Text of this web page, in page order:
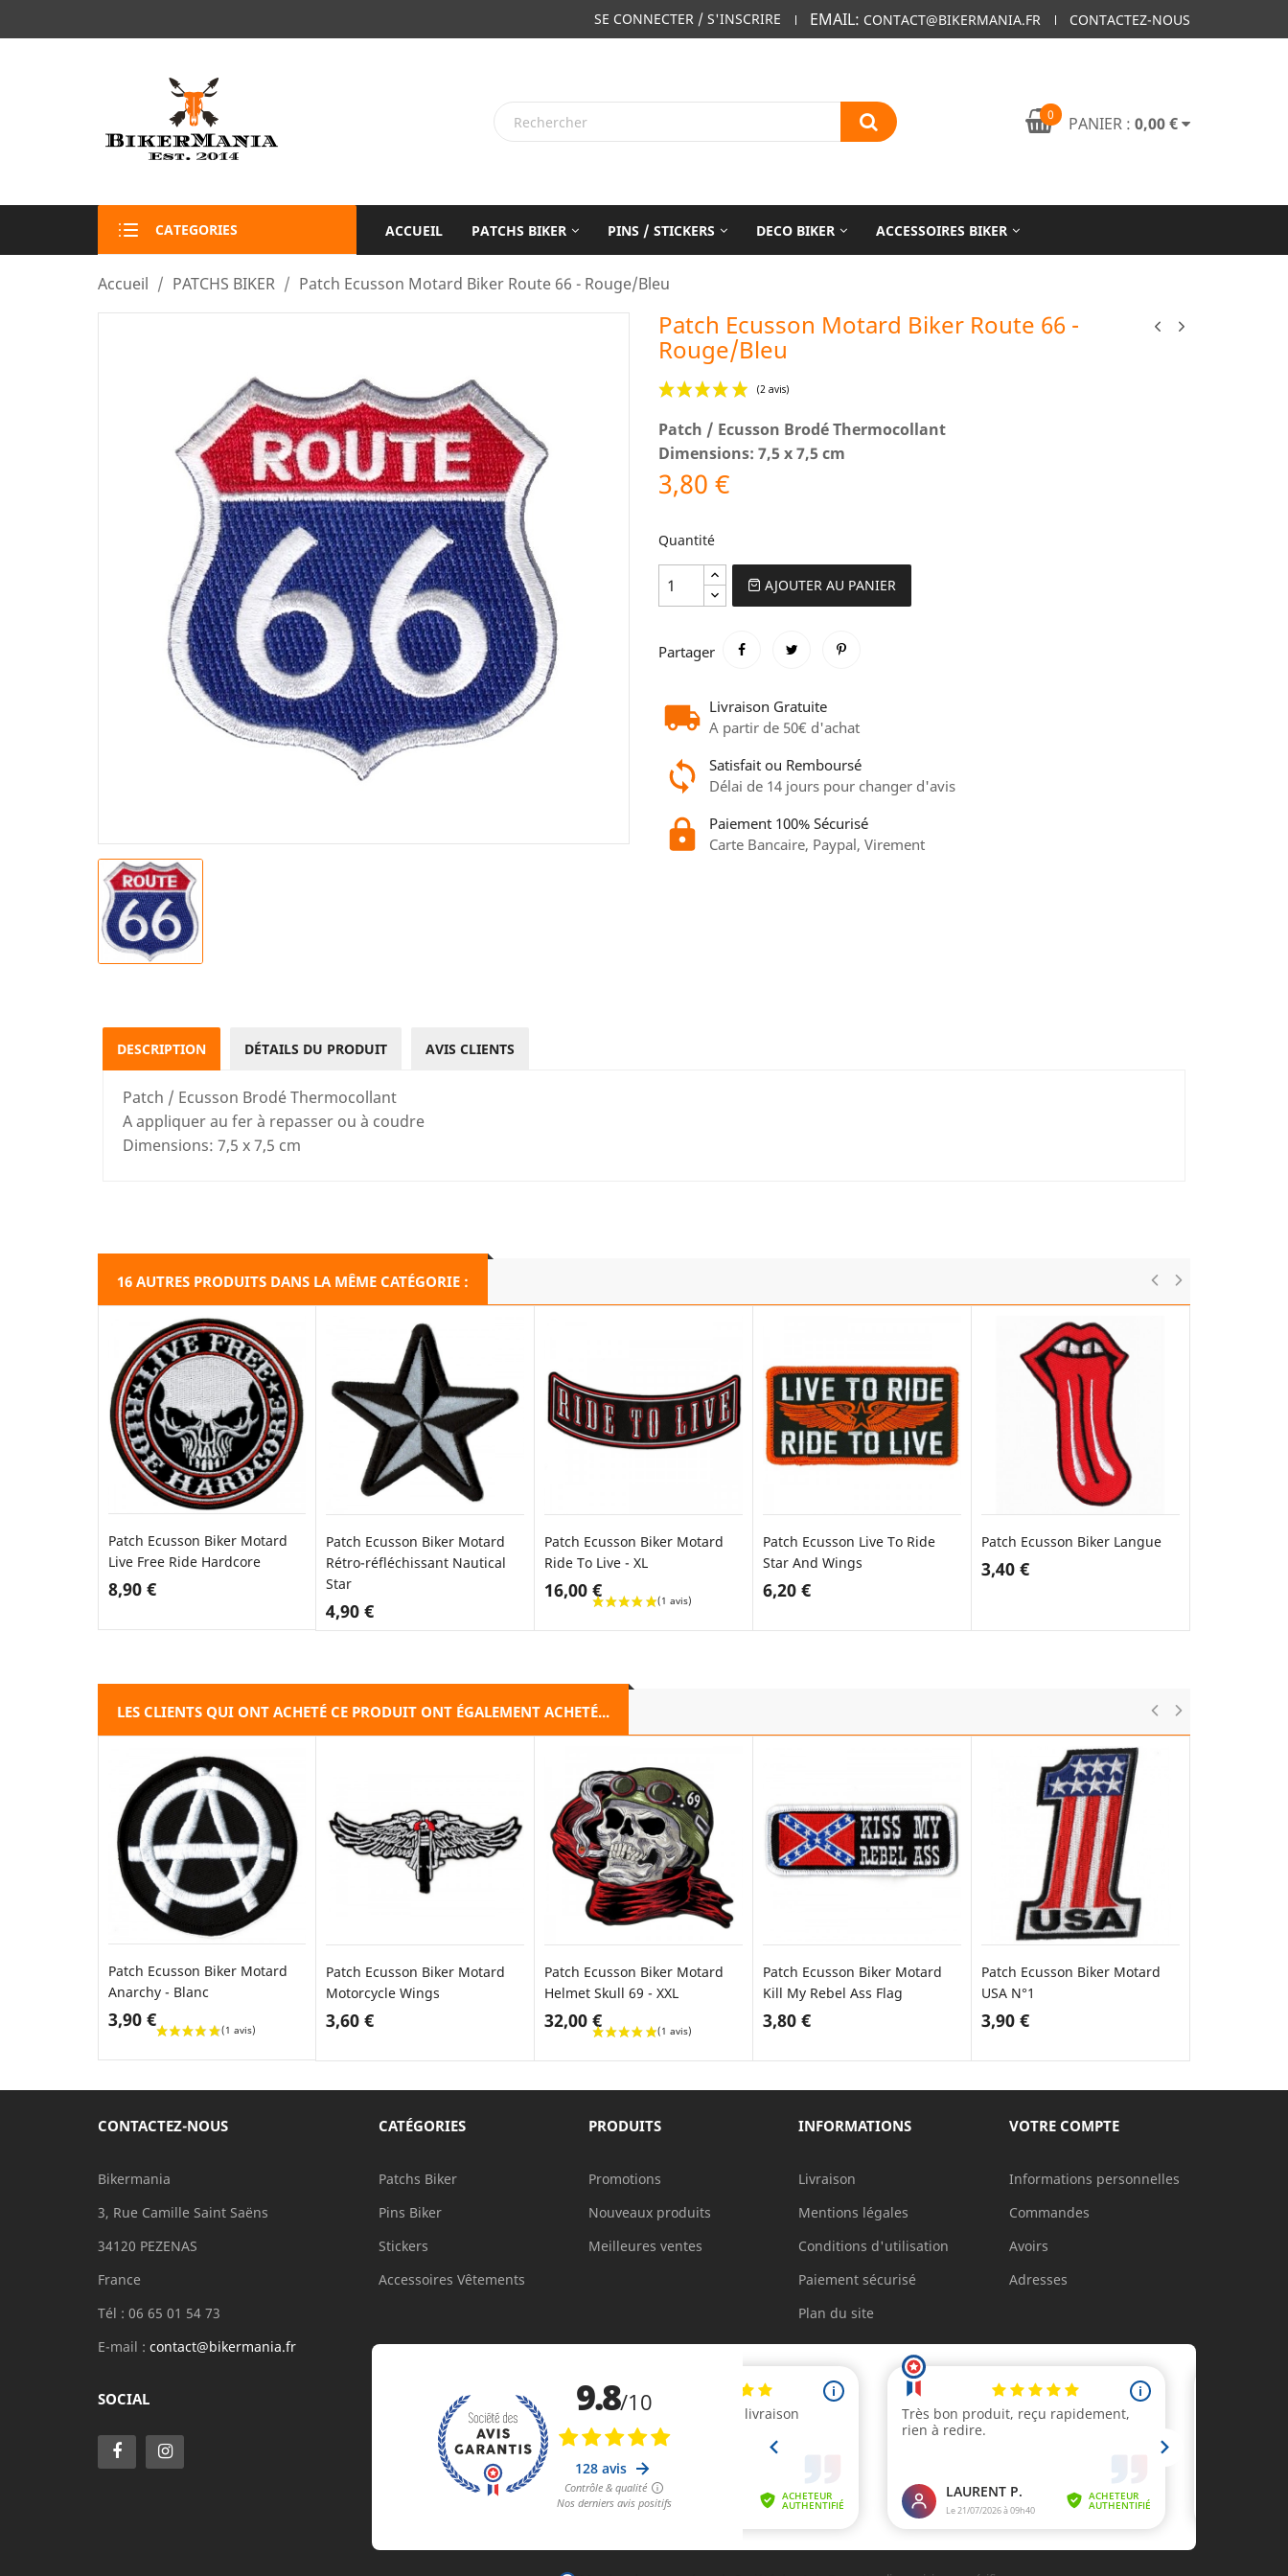
EMAIL: CONTACT@BIKERMANIA.FR CONTACTEZ-NOUS
SE CONNECTER / S'INSCRIRE
0 PANIER : 0,00 €
CATEGORIES ACCUEIL PATCHS BIKER PINS / STICKERS DECO BIKER ACCESSOIRES BIKER
Accueil PATCHS BIKER Patch Ecusson Motard Biker Route 66 - Rouge/Bleu
Patch Ecusson Motard Biker Route 66 -
Rouge/Bleu
Patch / Ecusson Brodé Thermocollant
Dimensions: 7,5 x 7,5 cm
3,80 €
Quantité
AJOUTER AU PANIER
Partager
Livraison Gratuite
A partir de 50€ d'achat
Satisfait ou Remboursé
Délai de 14 jours pour changer d'avis
Paiement 100% Sécurisé
Carte Bancaire, Paypal, Virement
DESCRIPTION DÉTAILS DU PRODUIT AVIS CLIENTS
Patch / Ecusson Brodé Thermocollant
A appliquer au fer à repasser ou à coudre
Dimensions: 7,5 x 7,5 cm
16 AUTRES PRODUITS DANS LA MÊME CATÉGORIE :
Patch Ecusson Biker Motard
Live Free Ride Hardcore
8,90 €
Patch Ecusson Biker Motard
Rétro-réfléchissant Nautical
Star
4,90 €
Patch Ecusson Biker Motard
Ride To Live - XL
16,00 €
Patch Ecusson Live To Ride
Star And Wings
6,20 €
Patch Ecusson Biker Langue
3,40 €
LES CLIENTS QUI ONT ACHETÉ CE PRODUIT ONT ÉGALEMENT ACHETÉ...
Patch Ecusson Biker Motard
Anarchy - Blanc
3,90 €
Patch Ecusson Biker Motard
Motorcycle Wings
3,60 €
Patch Ecusson Biker Motard
Helmet Skull 69 - XXL
32,00 €
Patch Ecusson Biker Motard
Kill My Rebel Ass Flag
3,80 €
Patch Ecusson Biker Motard
USA N°1
3,90 €
CONTACTEZ-NOUS
Bikermania
3, Rue Camille Saint Saëns
34120 PEZENAS
France
Tél : 06 65 01 54 73
E-mail : contact@bikermania.fr
SOCIAL
CATÉGORIES
Patchs Biker
Pins Biker
Stickers
Accessoires Vêtements
PRODUITS
Promotions
Nouveaux produits
Meilleures ventes
INFORMATIONS
Livraison
Mentions légales
Conditions d'utilisation
Paiement sécurisé
Plan du site
VOTRE COMPTE
Informations personnelles
Commandes
Avoirs
Adresses